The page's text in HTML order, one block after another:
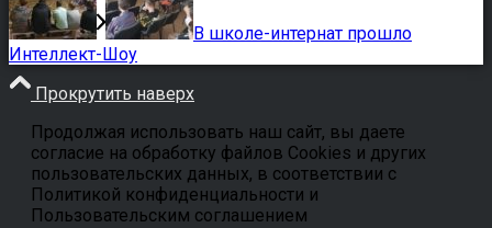
В школе-интернат прошло
Интеллект-Шоу
Прокрутить наверх
Продолжая использовать наш сайт, вы даете
согласие на обработку файлов Cookies и других
пользовательских данных, в соответствии с
Политикой конфиденциальности и
Пользовательским соглашением